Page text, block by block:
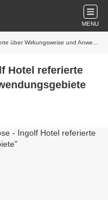
MENU
und Anwendungsgebiete
Hotel referierte